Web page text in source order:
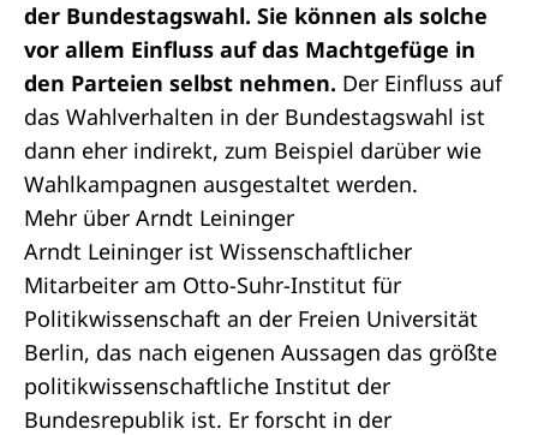
der Bundestagswahl. Sie können als solche
vor allem Einfluss auf das Machtgefüge in
den Parteien selbst nehmen. Der Einfluss auf
das Wahlverhalten in der Bundestagswahl ist
dann eher indirekt, zum Beispiel darüber wie
Wahlkampagnen ausgestaltet werden.
Mehr über Arndt Leininger
Arndt Leininger ist Wissenschaftlicher
Mitarbeiter am Otto-Suhr-Institut für
Politikwissenschaft an der Freien Universität
Berlin, das nach eigenen Aussagen das größte
politikwissenschaftliche Institut der
Bundesrepublik ist. Er forscht in der